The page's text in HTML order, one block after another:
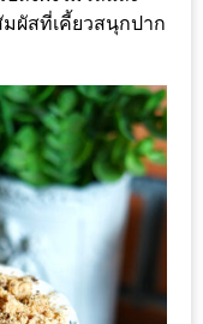
ผัสที่เคี้ยวสนุกปาก